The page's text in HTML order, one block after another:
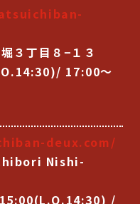
３丁目８−１３
/ 17:00～
deux.com/
Nishi-
/